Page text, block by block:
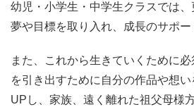
幼児・小学生・中学生クラスでは
夢や目標を取り入れ、成長のサポー
また、これから生きていくために
を引き出すために自分の作品や想
UPし、家族、遠く離れた祖父母様